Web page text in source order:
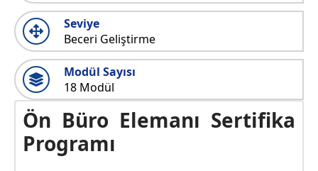
Seviye
Beceri Geliştirme
Modül Sayısı
18 Modül
Ön Büro Elemanı Sertifika
Programı